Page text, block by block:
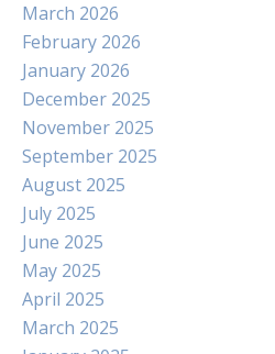
March 2026
February 2026
January 2026
December 2025
November 2025
September 2025
August 2025
July 2025
June 2025
May 2025
April 2025
March 2025